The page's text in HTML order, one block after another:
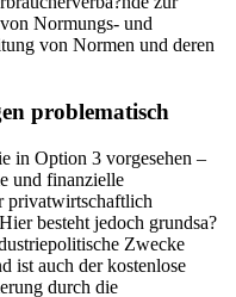
Normungs- und
von Normen und deren
problematisch
in Option 3 vorgesehen –
und finanzielle
privatwirtschaftlich
besteht jedoch grundsa?
Zwecke
ist auch der kostenlose
durch die